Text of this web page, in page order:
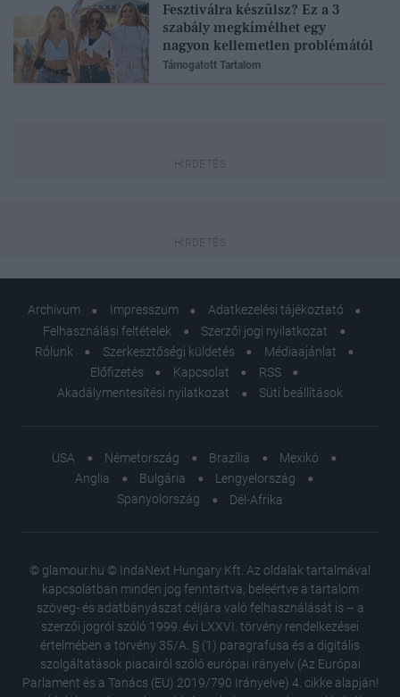
Fesztiválra készülsz? Ez a 3
szabály megkímélhet egy
nagyon kellemetlen problémától
Támogatott Tartalom
Archívum Impresszum
Adatkezelési tájékoztató
Felhasználási feltételek
Szerzői jogi nyilatkozat
Rólunk
Szerkesztőségi küldetés
Médiaajánlat
Előfizetés
Kapcsolat
RSS
Akadálymentesítési nyilatkozat
Süti beállítások
USA Németország Brazília
Mexikó
Anglia
Bulgária
Lengyelország
Spanyolország
Dél-Afrika
© glamour.hu © IndaNext Hungary Kft. Az oldalak tartalmával
kapcsolatban minden jog fenntartva, beleértve a tartalom
szöveg- és adatbányászat céljára való felhasználását is – a
szerzői jogról szóló 1999. évi LXXVI. törvény rendelkezései
értelmében a törvény 35/A. § (1) paragrafusa és a digitális
szolgáltatások piacairól szóló európai irányelv (Az Európai
Parlament és a Tanács (EU) 2019/790 Irányelve) 4. cikke alapján!